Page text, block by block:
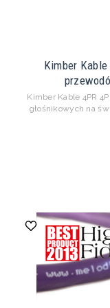
Kimber
Kimber Kable 4PR
głośnikowych na